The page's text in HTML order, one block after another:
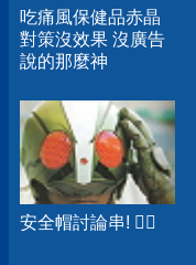
吃痛風保健品赤晶
對策沒效果 沒廣告
說的那麼神
安全帽討論串! ‍